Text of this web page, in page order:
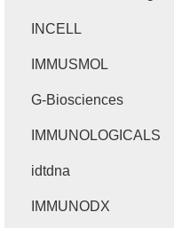
INCELL
IMMUSMOL
G-Biosciences
IMMUNOLOGICALS
idtdna
IMMUNODX